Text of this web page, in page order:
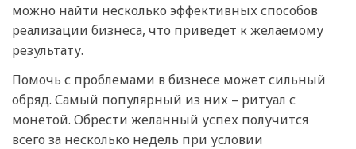
можно найти несколько эффективных способов
реализации бизнеса, что приведет к желаемому
результату.
Помочь с проблемами в бизнесе может сильный
обряд. Самый популярный из них – ритуал с
монетой. Обрести желанный успех получится
всего за несколько недель при условии